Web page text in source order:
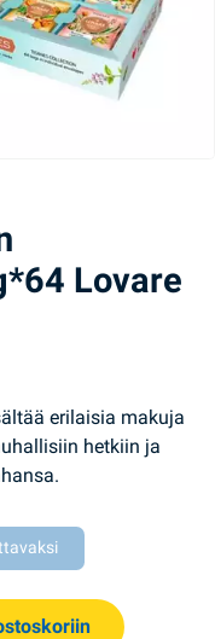
Lovare
erilaisia makuja
hetkiin ja
1,5g*64 Lovare